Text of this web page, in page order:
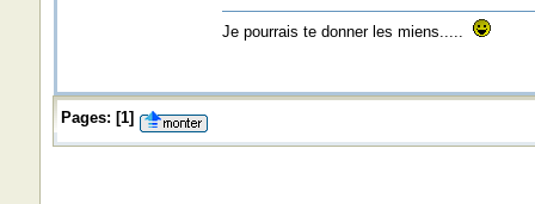
Je pourrais te donner les miens.....
Pages: [1]